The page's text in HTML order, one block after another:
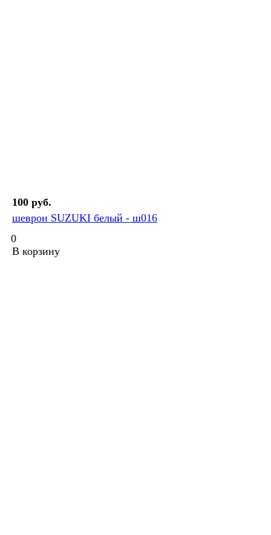
100 руб.
шеврон SUZUKI белый - ш016
0
В корзину